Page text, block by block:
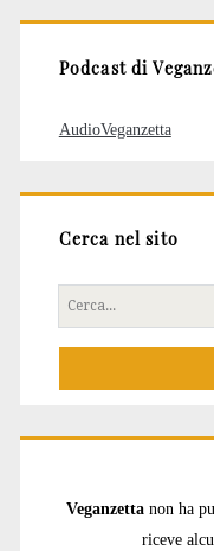
Podcast di
AudioVeganzetta
Cerca nel sito
Cerca
per:
Veganzetta non ha
riceve